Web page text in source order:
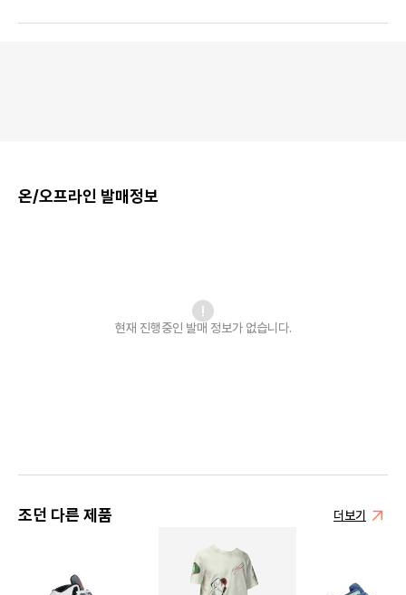
온/오프라인 발매정보
현재 진행중인 발매 정보가 없습니다.
조던 다른 제품 더보기